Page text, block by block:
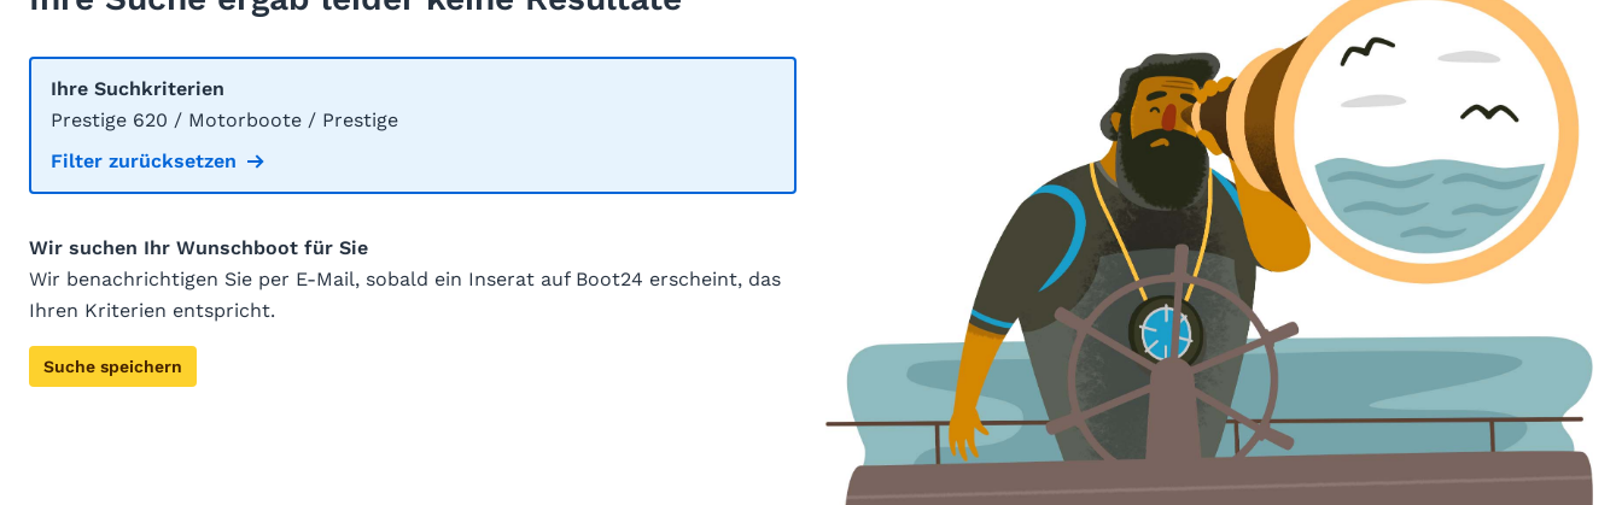
Ihre Suchkriterien
Prestige 620 / Motorboote / Prestige
Filter zurücksetzen
Wir suchen Ihr Wunschboot für Sie
Wir benachrichtigen Sie per E-Mail, sobald ein Inserat auf Boot24 erscheint, das
Ihren Kriterien entspricht.
Suche speichern